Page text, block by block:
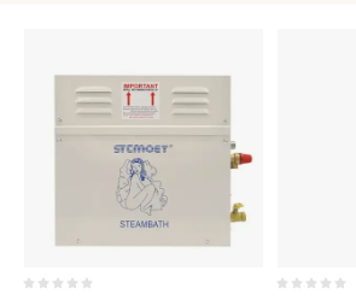
Название - Я-А
Название - А-Я